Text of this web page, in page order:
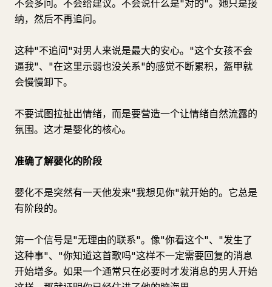
不会多问。不会给建议。不会说什么是"对的"。她只是接
纳，然后不再追问。
这种"不追问"对男人来说是最大的安心。"这个女孩不会
逼我"、"在这里示弱也没关系"的感觉不断累积，盔甲就
会慢慢卸下。
不要试图拉扯出情绪，而是要营造一个让情绪自然流露的
氛围。这才是婴化的核心。
准确了解婴化的阶段
婴化不是突然有一天他发来"我想见你"就开始的。它总是
有阶段的。
第一个信号是"无理由的联系"。像"你看这个"、"发生了
这种事"、"你知道这首歌吗"这样不一定需要回复的消息
开始增多。如果一个通常只在必要时才发消息的男人开始